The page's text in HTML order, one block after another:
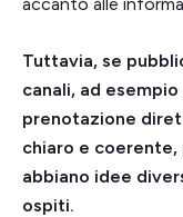
Tuttavia, se
canali, ad
prenotazione
chiaro e
abbiano idee
ospiti.